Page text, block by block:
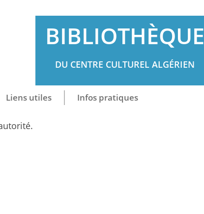
BIBLIOTHÈQUE
DU CENTRE CULTUREL ALGÉRIEN
Liens utiles Infos pratiques